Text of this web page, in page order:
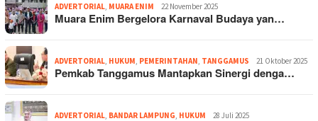
ADVERTORIAL, MUARA ENIM 22 November 2025
Muara Enim Bergelora Karnaval Budaya yan…
ADVERTORIAL, HUKUM, PEMERINTAHAN, TANGGAMUS 21 Oktober 2025
Pemkab Tanggamus Mantapkan Sinergi denga…
ADVERTORIAL, BANDAR LAMPUNG, HUKUM 28 Juli 2025